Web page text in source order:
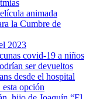
animada
la Cumbre de
2023
covid-19 a niños
ser devueltos
desde el hospital
esta opción